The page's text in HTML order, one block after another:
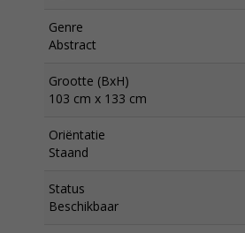
Genre
Abstract
Grootte (BxH)
103 cm x 133 cm
Oriëntatie
Staand
Status
Beschikbaar